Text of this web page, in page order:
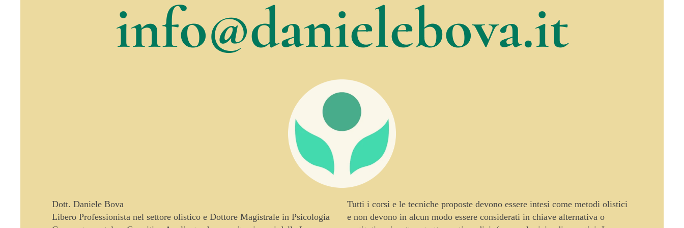
info@danielebova.it
Dott. Daniele Bova
Libero Professionista nel settore olistico e Dottore Magistrale in Psicologia
Tutti i corsi e le tecniche proposte devono essere intesi come metodi olistici
e non devono in alcun modo essere considerati in chiave alternativa o